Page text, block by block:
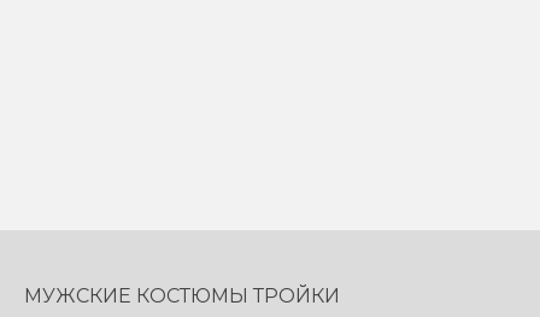
МУЖСКИЕ КОСТЮМЫ ТРОЙКИ